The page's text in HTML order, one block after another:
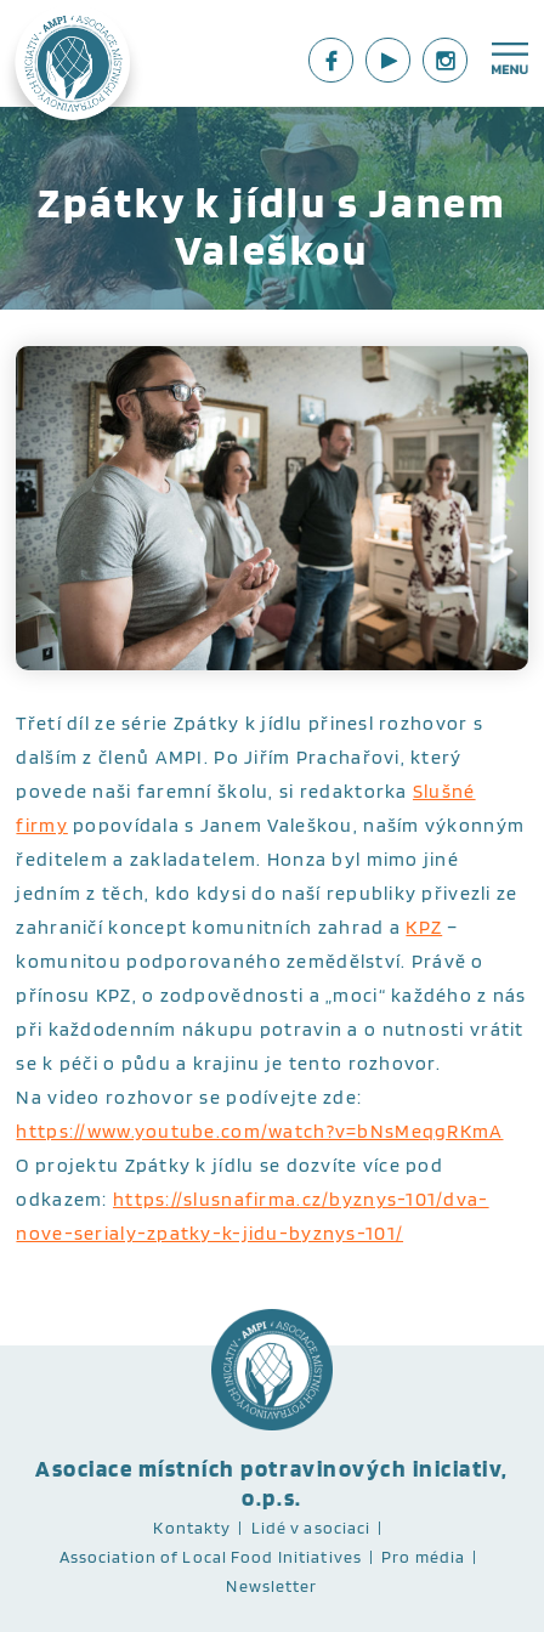
Zpátky k jídlu s Janem
Valeškou
Třetí díl ze série Zpátky k jídlu přinesl rozhovor s
dalším z členů AMPI. Po Jiřím Prachařovi, který
povede naši faremní školu, si redaktorka Slušné
firmy popovídala s Janem Valeškou, naším výkonným
ředitelem a zakladatelem. Honza byl mimo jiné
jedním z těch, kdo kdysi do naší republiky přivezli ze
zahraničí koncept komunitních zahrad a KPZ –
komunitou podporovaného zemědělství. Právě o
přínosu KPZ, o zodpovědnosti a „moci“ každého z nás
při každodenním nákupu potravin a o nutnosti vrátit
se k péči o půdu a krajinu je tento rozhovor.
Na video rozhovor se podívejte zde:
https://www.youtube.com/watch?v=bNsMeqgRKmA
O projektu Zpátky k jídlu se dozvíte více pod
odkazem: https://slusnafirma.cz/byznys-101/dva-
nove-serialy-zpatky-k-jidu-byznys-101/
Asociace místních potravinových iniciativ,
o.p.s.
Kontakty
Lidé v asociaci
Association of Local Food Initiatives
Pro média
Newsletter